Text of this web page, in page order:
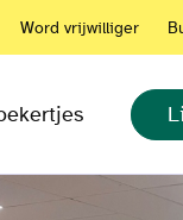
Word vrijwilliger